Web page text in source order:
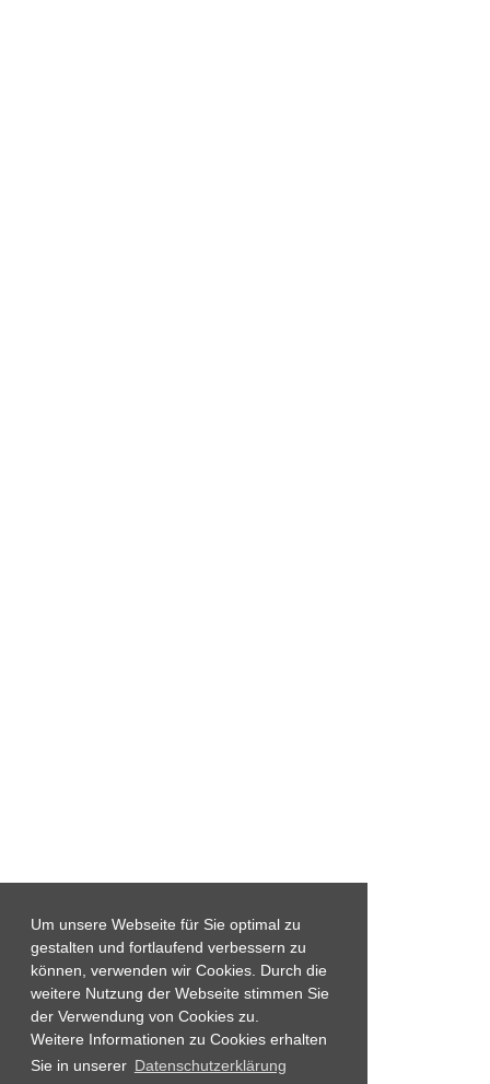
Um unsere Webseite für Sie optimal zu
gestalten und fortlaufend verbessern zu
können, verwenden wir Cookies. Durch die
weitere Nutzung der Webseite stimmen Sie
der Verwendung von Cookies zu.
Weitere Informationen zu Cookies erhalten
Sie in unserer Datenschutzerklärung